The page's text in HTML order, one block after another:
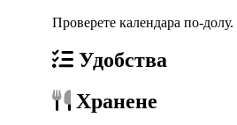
Проверете календара по-долу.
Удобства
Хранене